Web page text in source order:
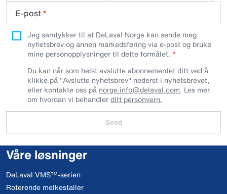
E-post*
Jeg samtykker til at DeLaval Norge kan sende meg
nyhetsbrev og annen markedsføring via e-post og bruke
mine personopplysninger til dette formålet.
Du kan når som helst avslutte abonnementet ditt ved å
klikke på "Avslutte nyhetsbrev" nederst i nyhetsbrevet,
eller kontakte oss på norge.info@delaval.com. Les mer
om hvordan vi behandlerditt personvern.
Send
Våre løsninger
DeLaval VMS™-serien
Roterende melkestaller